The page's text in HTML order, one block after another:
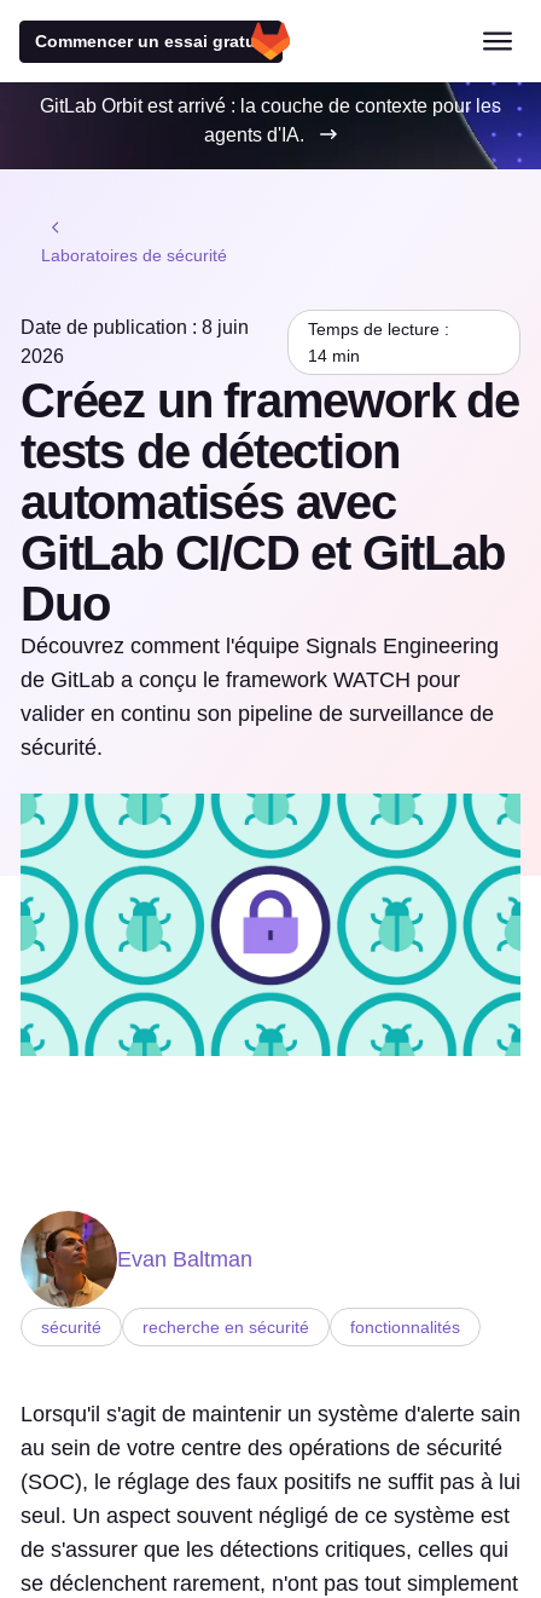
Commencer un essai gratuit
GitLab Orbit est arrivé : la couche de contexte pour les
agents d'IA.
Laboratoires de sécurité
Date de publication : 8 juin
2026
Temps de lecture :
14 min
Créez un framework de
tests de détection
automatisés avec
GitLab CI/CD et GitLab
Duo
Découvrez comment l'équipe Signals Engineering
de GitLab a conçu le framework WATCH pour
valider en continu son pipeline de surveillance de
sécurité.
Evan Baltman
sécurité recherche en sécurité fonctionnalités
Lorsqu'il s'agit de maintenir un système d'alerte sain
au sein de votre centre des opérations de sécurité
(SOC), le réglage des faux positifs ne suffit pas à lui
seul. Un aspect souvent négligé de ce système est
de s'assurer que les détections critiques, celles qui
se déclenchent rarement, n'ont pas tout simplement